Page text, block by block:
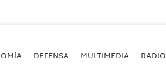
DEFENSA MULTIMEDIA RADIO